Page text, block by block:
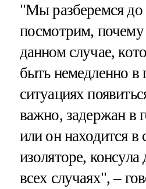
"Мы разберемся до
посмотрим, почему
данном случае,
быть немедленно в
ситуациях
важно, задержан в
или он находится в
изоляторе,
всех случаях", –